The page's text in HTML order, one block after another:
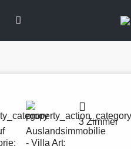
Auslandsimmobilie
- Villa Art:
3 Zimmer